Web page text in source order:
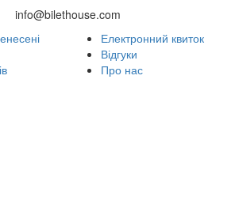
info@bilethouse.com
Електронний квиток
Відгуки
Про нас